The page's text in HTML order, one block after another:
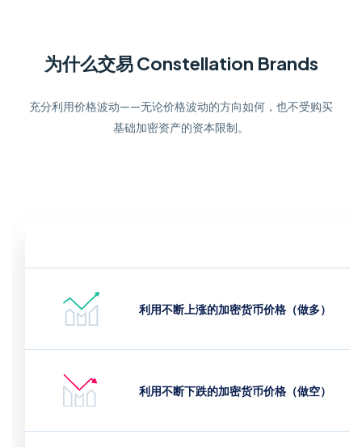
为什么交易 Constellation Brands
充分利用价格波动——无论价格波动的方向如何，也不受购买
基础加密资产的资本限制。
利用不断上涨的加密货币价格（做多）
利用不断下跌的加密货币价格（做空）